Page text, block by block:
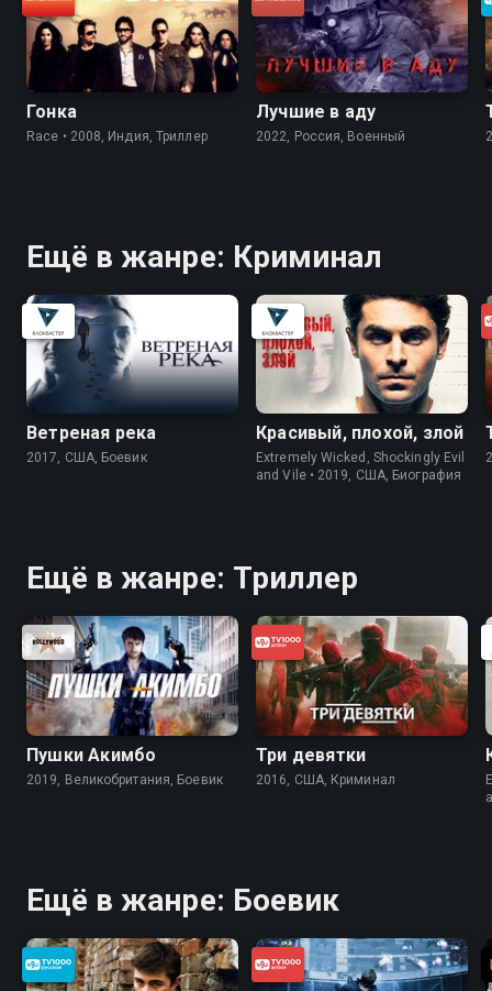
Гонка
Race • 2008, Индия, Триллер
Лучшие в аду
2022, Россия, Военный
Ещё в жанре: Криминал
Ветреная река
2017, США, Боевик
Красивый, плохой, злой
Extremely Wicked, Shockingly Evil
and Vile • 2019, США, Биография
Ещё в жанре: Триллер
Пушки Акимбо
2019, Великобритания, Боевик
Три девятки
2016, США, Криминал
Ещё в жанре: Боевик